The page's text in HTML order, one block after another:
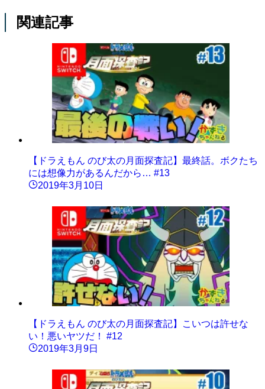
関連記事
【ドラえもん のび太の月面探査記】最終話。ボクたち
には想像力があるんだから… #13
2019年3月10日
【ドラえもん のび太の月面探査記】こいつは許せな
い！悪いヤツだ！ #12
2019年3月9日